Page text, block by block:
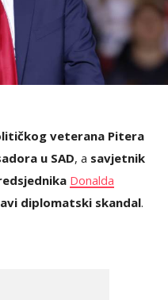
veterana Pitera
u SAD, a savjetnik
Donalda
diplomatski skandal.